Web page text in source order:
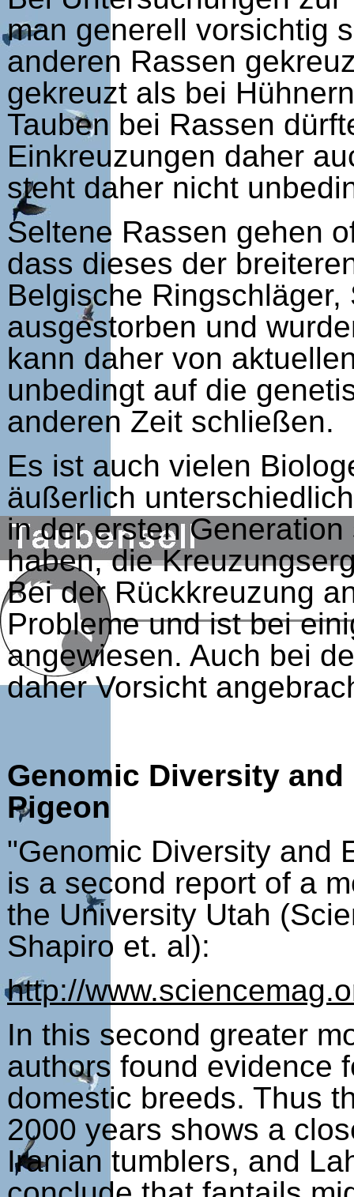
man generell vorsichtig
anderen Rassen
gekreuzt als bei
Tauben bei Rassen
Einkreuzungen daher
steht daher nicht
Seltene Rassen gehen
dass dieses der
Belgische
ausgestorben und
kann daher von
unbedingt auf die
anderen Zeit schließen.
Es ist auch vielen
äußerlich
in der ersten
haben, die
Bei der Rückkreuzung
Probleme und ist bei
angewiesen. Auch bei
daher Vorsicht
Genomic Diversity
Pigeon
"Genomic Diversity and
is a second report of a
the University Utah
Shapiro et. al):
http://
In this second greater
authors found evidence
domestic breeds. Thus
2000 years shows a
Iranian tumblers, and